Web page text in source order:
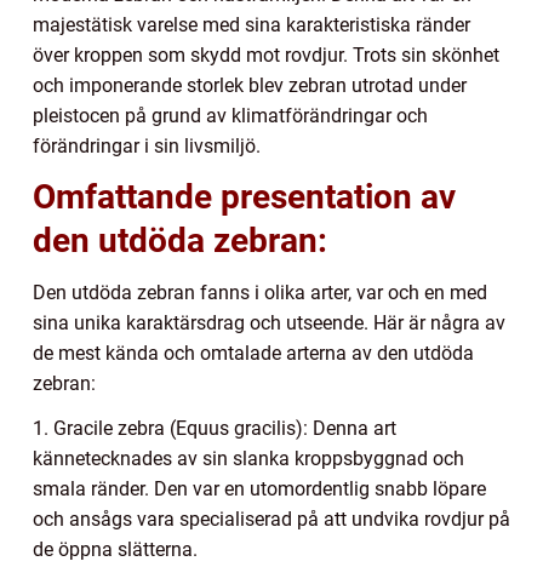
majestätisk varelse med sina karakteristiska ränder
över kroppen som skydd mot rovdjur. Trots sin skönhet
och imponerande storlek blev zebran utrotad under
pleistocen på grund av klimatförändringar och
förändringar i sin livsmiljö.
Omfattande presentation av
den utdöda zebran:
Den utdöda zebran fanns i olika arter, var och en med
sina unika karaktärsdrag och utseende. Här är några av
de mest kända och omtalade arterna av den utdöda
zebran:
1. Gracile zebra (Equus gracilis): Denna art
kännetecknades av sin slanka kroppsbyggnad och
smala ränder. Den var en utomordentlig snabb löpare
och ansågs vara specialiserad på att undvika rovdjur på
de öppna slätterna.